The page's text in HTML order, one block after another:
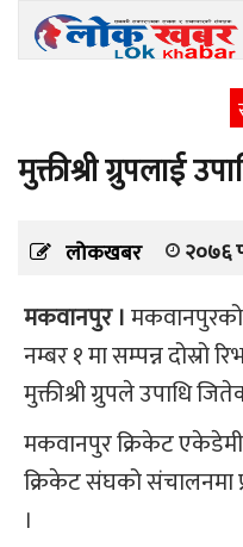
मुक्तीश्री ग्रुपलाई
लोकखबर २०७६
मकवानपुर ।
नम्बर १ मा सम्पन्न दोस्रो
मुक्तीश्री ग्रुपले उपाधि
मकवानपुर क्रिकेट
क्रिकेट संघको संचालनमा
।